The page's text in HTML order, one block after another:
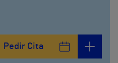
Pedir Cita